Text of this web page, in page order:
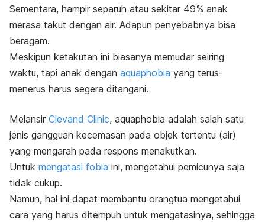
Sementara, hampir separuh atau sekitar 49% anak
merasa takut dengan air. Adapun penyebabnya bisa
beragam.
Meskipun ketakutan ini biasanya memudar seiring
waktu, tapi anak dengan aquaphobia yang terus-
menerus harus segera ditangani.
Melansir Clevand Clinic, aquaphobia adalah salah satu
jenis gangguan kecemasan pada objek tertentu (air)
yang mengarah pada respons menakutkan.
Untuk mengatasi fobia ini, mengetahui pemicunya saja
tidak cukup.
Namun, hal ini dapat membantu orangtua mengetahui
cara yang harus ditempuh untuk mengatasinya, sehingga